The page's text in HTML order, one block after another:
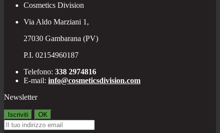
Cosmetics Division
Via Aldo Marziani 1,
27030 Gambarana (PV)
P.I. 02154960187
Telefono: 338 2974816
E-mail: info@cosmeticsdivision.com
Newsletter